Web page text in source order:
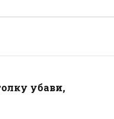
убави,